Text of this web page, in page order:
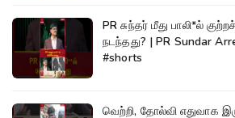
PR சுந்தர் மீது பாலி*ல்
நடந்தது? | PR Sundar
#shorts
வெற்றி, தோல்வி எதுவாக